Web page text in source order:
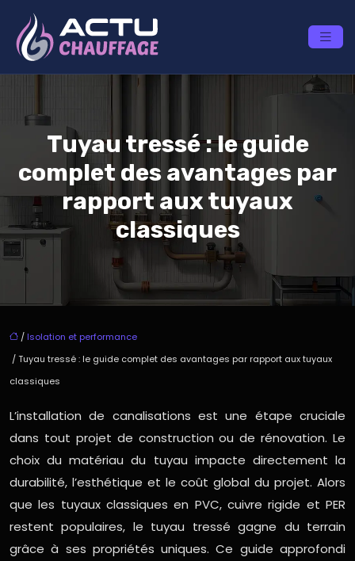
Tuyau tressé : le guide
complet des avantages par
rapport aux tuyaux
classiques
/ Isolation et performance
/ Tuyau tressé : le guide complet des avantages par rapport aux tuyaux
classiques
L’installation de canalisations est une étape cruciale
dans tout projet de construction ou de rénovation. Le
choix du matériau du tuyau impacte directement la
durabilité, l’esthétique et le coût global du projet. Alors
que les tuyaux classiques en PVC, cuivre rigide et PER
restent populaires, le tuyau tressé gagne du terrain
grâce à ses propriétés uniques. Ce guide approfondi